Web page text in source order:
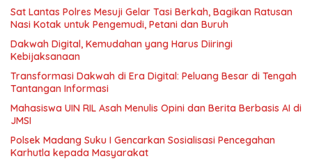
Sat Lantas Polres Mesuji Gelar Tasi Berkah, Bagikan Ratusan
Nasi Kotak untuk Pengemudi, Petani dan Buruh
Dakwah Digital, Kemudahan yang Harus Diiringi
Kebijaksanaan
Transformasi Dakwah di Era Digital: Peluang Besar di Tengah
Tantangan Informasi
Mahasiswa UIN RIL Asah Menulis Opini dan Berita Berbasis AI di
JMSI
Polsek Madang Suku I Gencarkan Sosialisasi Pencegahan
Karhutla kepada Masyarakat